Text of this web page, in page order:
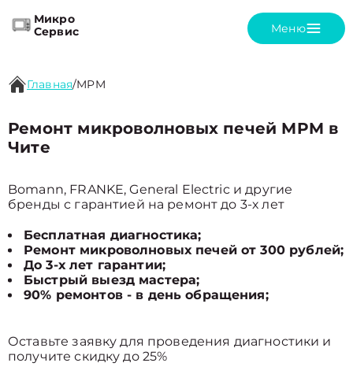
Микро
Сервис
Меню
Главная/MPM
Ремонт микроволновых печей MPM в
Чите
Bomann, FRANKE, General Electric и другие
бренды с гарантией на ремонт до 3-х лет
Бесплатная диагностика;
Ремонт микроволновых печей от 300 рублей;
До 3-х лет гарантии;
Быстрый выезд мастера;
90% ремонтов - в день обращения;
Оставьте заявку для проведения диагностики и
получите скидку до 25%